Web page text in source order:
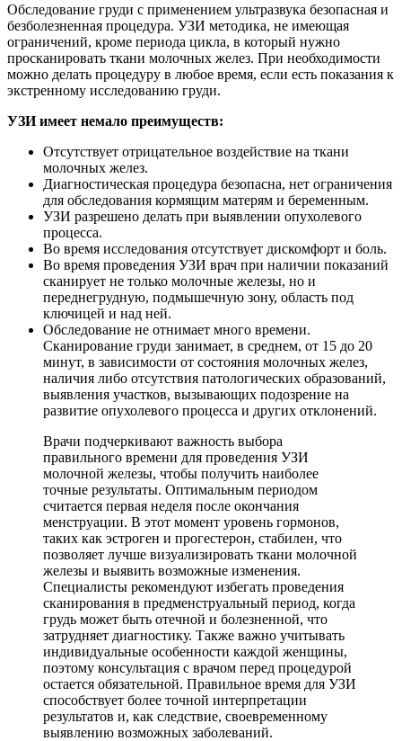
Обследование груди с применением ультразвука безопасная и
безболезненная процедура. УЗИ методика, не имеющая
ограничений, кроме периода цикла, в который нужно
просканировать ткани молочных желез. При необходимости
можно делать процедуру в любое время, если есть показания к
экстренному исследованию груди.
УЗИ имеет немало преимуществ:
Отсутствует отрицательное воздействие на ткани
молочных желез.
Диагностическая процедура безопасна, нет ограничения
для обследования кормящим матерям и беременным.
УЗИ разрешено делать при выявлении опухолевого
процесса.
Во время исследования отсутствует дискомфорт и боль.
Во время проведения УЗИ врач при наличии показаний
сканирует не только молочные железы, но и
переднегрудную, подмышечную зону, область под
ключицей и над ней.
Обследование не отнимает много времени.
Сканирование груди занимает, в среднем, от 15 до 20
минут, в зависимости от состояния молочных желез,
наличия либо отсутствия патологических образований,
выявления участков, вызывающих подозрение на
развитие опухолевого процесса и других отклонений.
Врачи подчеркивают важность выбора
правильного времени для проведения УЗИ
молочной железы, чтобы получить наиболее
точные результаты. Оптимальным периодом
считается первая неделя после окончания
менструации. В этот момент уровень гормонов,
таких как эстроген и прогестерон, стабилен, что
позволяет лучше визуализировать ткани молочной
железы и выявить возможные изменения.
Специалисты рекомендуют избегать проведения
сканирования в предменструальный период, когда
грудь может быть отечной и болезненной, что
затрудняет диагностику. Также важно учитывать
индивидуальные особенности каждой женщины,
поэтому консультация с врачом перед процедурой
остается обязательной. Правильное время для УЗИ
способствует более точной интерпретации
результатов и, как следствие, своевременному
выявлению возможных заболеваний.